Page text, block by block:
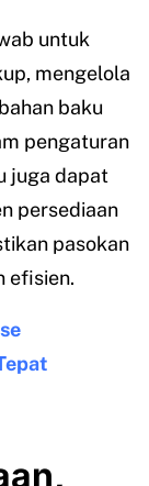
untuk
mengelola
baku
pengaturan
juga dapat
persediaan
pasokan
efisien.